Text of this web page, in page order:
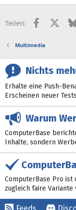
Teilen: Facebook
X
Multimedia
Nichts
Erhalte eine Push-
Erscheinen neuer
Warum
ComputerBase
Inhalte, sondern
ComputerBase Pro
zugleich faire Variante